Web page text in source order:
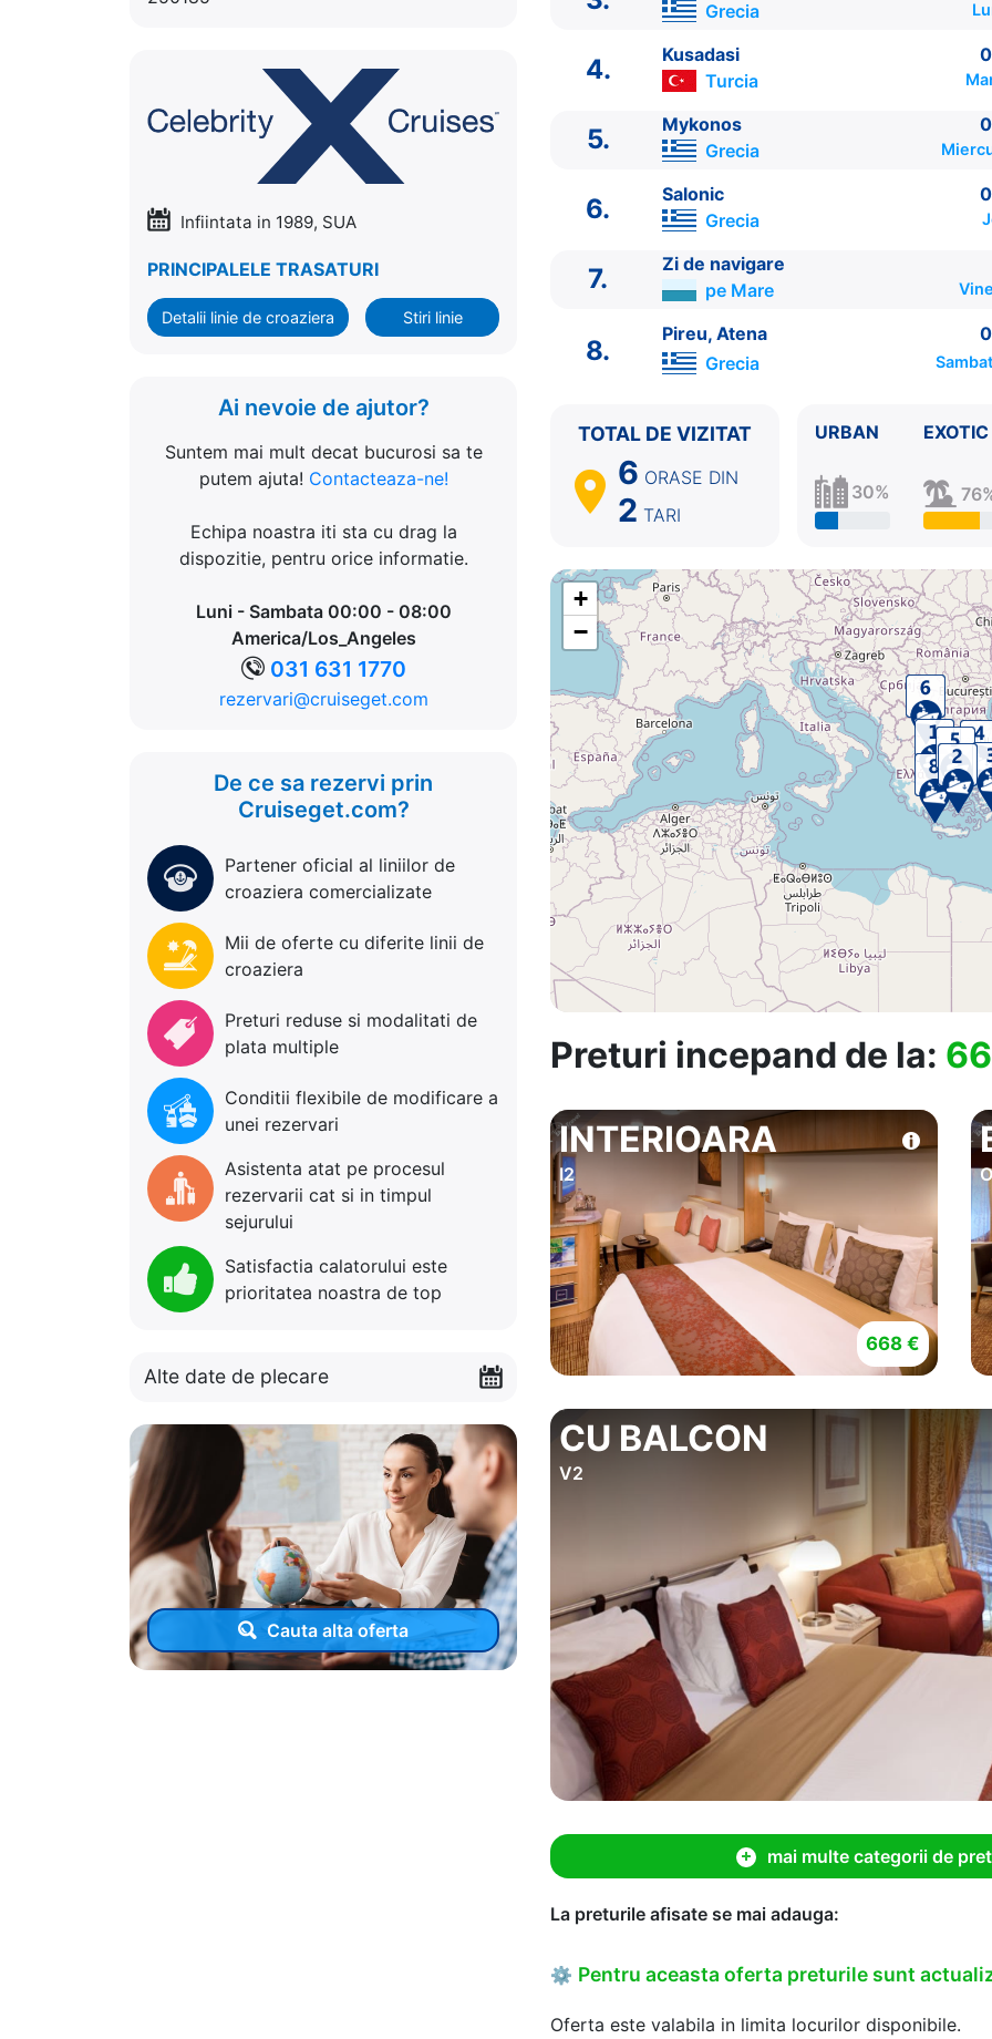
Infiintata in 1989, SUA
PRINCIPALELE TRASATURI
Detalii linie de croaziera Stiri linie
Ai nevoie de ajutor?
Suntem mai mult decat bucurosi sa te
putem ajuta! Contacteaza-ne!
Echipa noastra iti sta cu drag la
dispozitie, pentru orice informatie.
Luni - Sambata 00:00 - 08:00
America/Los_Angeles
031 631 1770
rezervari@cruiseget.com
De ce sa rezervi prin
Cruiseget.com?
Partener oficial al liniilor de
croaziera comercializate
Mii de oferte cu diferite linii de
croaziera
Preturi reduse si modalitati de
plata multiple
Conditii flexibile de modificare a
unei rezervari
Asistenta atat pe procesul
rezervarii cat si in timpul
sejurului
Satisfactia calatorului este
prioritatea noastra de top
Alte date de plecare
Cauta alta oferta
ITINERARIU
Ziua | Portul | Sosire - Plecare
Pireu, Atena Grecia ⚓ - 17:00
Santorini Grecia 07:00 - 22:00
4. Kusadasi Turcia 08:00 - 20:00
Mykonos Grecia 07:00 - 18:00
7. Zi de navigare pe Mare
0:00 - 0:00
Grecia
4. Kusadasi
Turcia
5. Mykonos
Grecia
6. Salonic
Grecia
7.
Zi de navigare
pe Mare
8.
Pireu, Atena
Grecia
TOTAL DE VIZITAT
6 ORASE DIN
2 TARI
URBAN
30%
EXOTIC
+
−
Preturi incepand de la:
INTERIOARA
I2
668 €
CU BALCON
V2
mai multe categorii de pret
La preturile afisate se mai adauga:
⚙ Pentru aceasta oferta preturile sunt
Oferta este valabila in limita locurilor disponibile.